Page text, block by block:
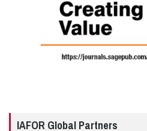
IAFOR Global Partners